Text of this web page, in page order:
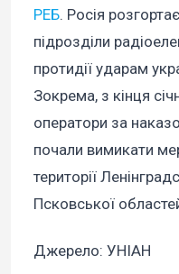
РЕБ. Росія
підрозділи
протидії ударам
Зокрема, з кінця
оператори за
почали вимикати
території
Псковської
Джерело: УНІАН